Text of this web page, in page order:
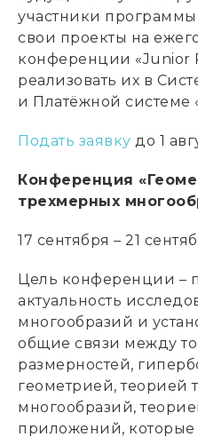
участники программы
свои проекты на
конференции «Junior
реализовать их в
и Платёжной системе
Подать заявку до 1
Конференция
трехмерных
17 сентября – 21
Цель конференции –
актуальность
многообразий и
общие связи между
размерностей,
геометрией, теорией
многообразий,
приложений, которые